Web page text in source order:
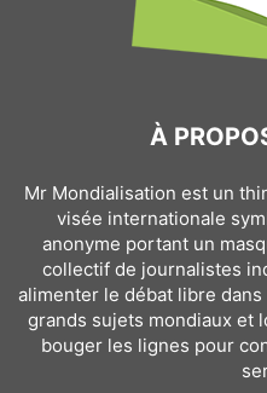
À
Mr Mondialisation est un
visée internationale
anonyme portant un
collectif de journalistes
alimenter le débat libre
grands sujets mondiaux et
bouger les lignes pour